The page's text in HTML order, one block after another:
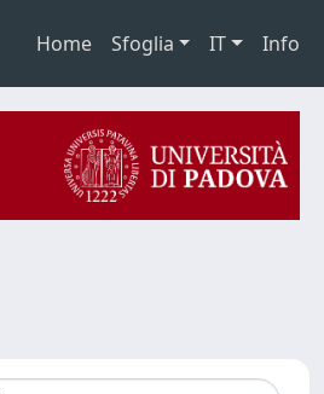
Home Sfoglia IT Info